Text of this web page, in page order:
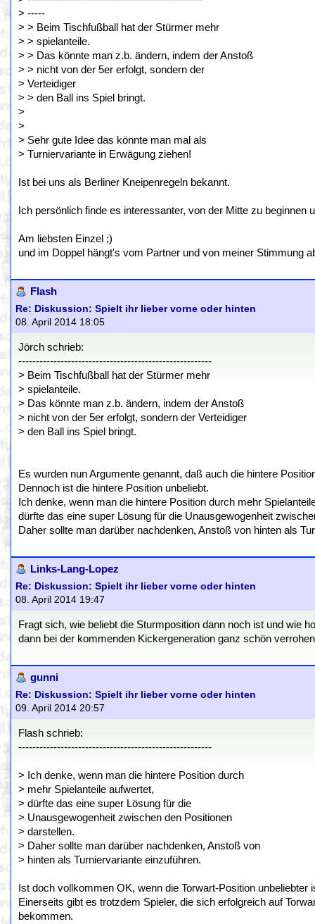
> -----
> > Beim Tischfußball hat der Stürmer mehr
> > spielanteile.
> > Das könnte man z.b. ändern, indem der Anstoß
> > nicht von der 5er erfolgt, sondern der
> Verteidiger
> > den Ball ins Spiel bringt.
>
>
> Sehr gute Idee das könnte man mal als
> Turniervariante in Erwägung ziehen!
Ist bei uns als Berliner Kneipenregeln bekannt.
Ich persönlich finde es interessanter, von der Mitte zu beginnen
Am liebsten Einzel ;)
und im Doppel hängt's vom Partner und von meiner Stimmung
Flash
Re: Diskussion: Spielt ihr lieber vorne oder hinten
08. April 2014 18:05
Jörch schrieb:
-------------------------------------------------------
> Beim Tischfußball hat der Stürmer mehr
> spielanteile.
> Das könnte man z.b. ändern, indem der Anstoß
> nicht von der 5er erfolgt, sondern der Verteidiger
> den Ball ins Spiel bringt.
Es wurden nun Argumente genannt, daß auch die hintere
Dennoch ist die hintere Position unbeliebt.
Ich denke, wenn man die hintere Position durch mehr
dürfte das eine super Lösung für die Unausgewogenheit
Daher sollte man darüber nachdenken, Anstoß von hinten als
Links-Lang-Lopez
Re: Diskussion: Spielt ihr lieber vorne oder hinten
08. April 2014 19:47
Fragt sich, wie beliebt die Sturmposition dann noch ist und wie
dann bei der kommenden Kickergeneration ganz schön
gunni
Re: Diskussion: Spielt ihr lieber vorne oder hinten
09. April 2014 20:57
Flash schrieb:
-------------------------------------------------------
> Ich denke, wenn man die hintere Position durch
> mehr Spielanteile aufwertet,
> dürfte das eine super Lösung für die
> Unausgewogenheit zwischen den Positionen
> darstellen.
> Daher sollte man darüber nachdenken, Anstoß von
> hinten als Turniervariante einzuführen.
Ist doch vollkommen OK, wenn die Torwart-Position unbeliebter
Einerseits gibt es trotzdem Spieler, die sich erfolgreich auf
bekommen.